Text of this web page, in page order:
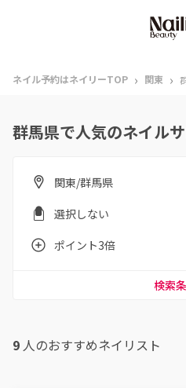
ネイル予約はネイリーTOP › 関東 ›
群馬県で人気のネイル
関東/群馬県
選択しない
ポイント3倍
検索
9 人のおすすめネイリスト